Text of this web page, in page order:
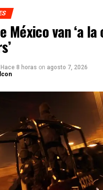
México van ‘a la
Hace 8 horas on agosto 7, 2026